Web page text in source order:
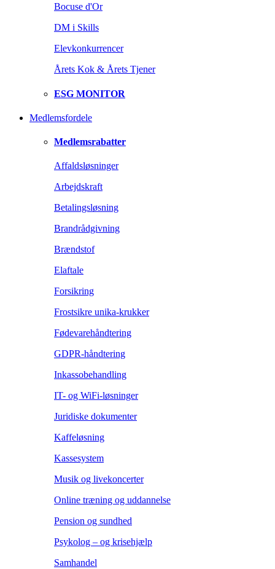
Bocuse d'Or
DM i Skills
Elevkonkurrencer
Årets Kok & Årets Tjener
ESG MONITOR
Medlemsfordele
Medlemsrabatter
Affaldsløsninger
Arbejdskraft
Betalingsløsning
Brandrådgivning
Brændstof
Elaftale
Forsikring
Frostsikre unika-krukker
Fødevarehåndtering
GDPR-håndtering
Inkassobehandling
IT- og WiFi-løsninger
Juridiske dokumenter
Kaffeløsning
Kassesystem
Musik og livekoncerter
Online træning og uddannelse
Pension og sundhed
Psykolog – og krisehjælp
Samhandel